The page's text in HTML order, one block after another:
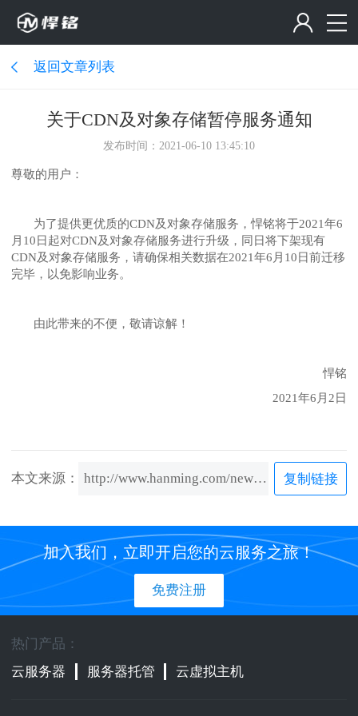
返回文章列表
关于CDN及对象存储暂停服务通知
发布时间：2021-06-10 13:45:10
尊敬的用户：
为了提供更优质的CDN及对象存储服务，悍铭将于2021年6
月10日起对CDN及对象存储服务进行升级，同日将下架现有
CDN及对象存储服务，请确保相关数据在2021年6月10日前迁移
完毕，以免影响业务。
由此带来的不便，敬请谅解！
悍铭
2021年6月2日
本文来源： http://www.hanming.com/news/content/691.html 复制链接
加入我们，立即开启您的云服务之旅！
免费注册
热门产品：
云服务器
服务器托管 云虚拟主机